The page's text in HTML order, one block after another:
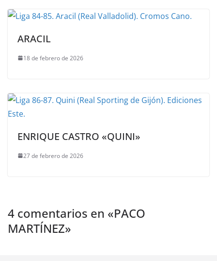
ARACIL
18 de febrero de 2026
ENRIQUE CASTRO «QUINI»
27 de febrero de 2026
4 comentarios en «PACO
MARTÍNEZ»